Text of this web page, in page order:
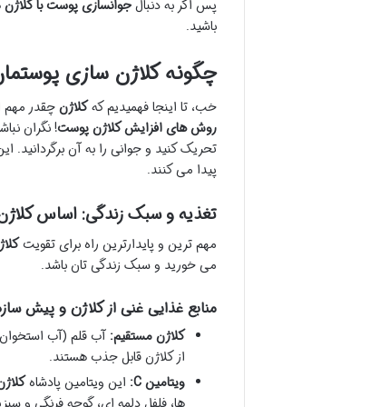
پس اگر به دنبالجوانسازی پوست با کلاژن
باشید.
چگونه کلاژن سازی
خب، تا اینجا فهمیدیم کهکلاژنچقدر مهم
روش های افزایش کلاژن پوست! نگران
تحریک کنید و جوانی را به آن برگردانید.
پیدا می کنند.
تغذیه و سبک زندگی: اساس
مهم ترین و پایدارترین راه برای تقویت
می خورید و سبک زندگی تان باشد.
منابع غذایی غنی از کلاژن و پیش
کلاژن مستقیم: آب قلم (آب
از کلاژن قابل جذب هستند.
ویتامین C:
این ویتامین پادشاه